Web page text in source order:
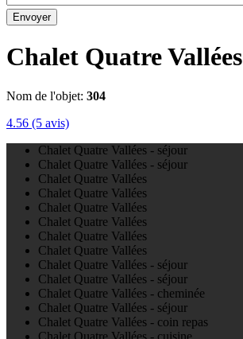
Envoyer
Chalet Quatre Vallées
Nom de l'objet: 304
4.56 (5 avis)
Chalet Quatre Vallées - séjour
Chalet Quatre Vallées - séjour
Chalet Quatre Vallées
Chalet Quatre Vallées
Chalet Quatre Vallées
Chalet Quatre Vallées
Chalet Quatre Vallées
Chalet Quatre Vallées
Chalet Quatre Vallées - séjour
Chalet Quatre Vallées - séjour
Chalet Quatre Vallées - cheminée
Chalet Quatre Vallées - séjour
Chalet Quatre Vallées - coin repas
Chalet Quatre Vallées - cuisine